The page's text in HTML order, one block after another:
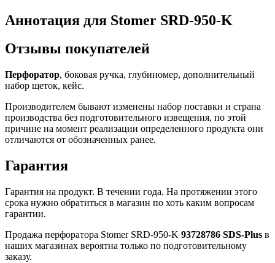
Аннотация для Stomer SRD-950-K
Отзывы покупателей
Перфоратор, боковая ручка, глубиномер, дополнительный
набор щеток, кейс.
Производителем бывают изменены набор поставки и страна
производства без подготовительного извещения, по этой
причине на момент реализации определенного продукта они
отличаются от обозначенных ранее.
Гарантия
Гарантия на продукт. В течении года. На протяжении этого
срока нужно обратиться в магазин по хоть каким вопросам
гарантии.
Продажа перфоратора Stomer SRD-950-K 93728786 SDS-Plus в
наших магазинах вероятна только по подготовительному
заказу.